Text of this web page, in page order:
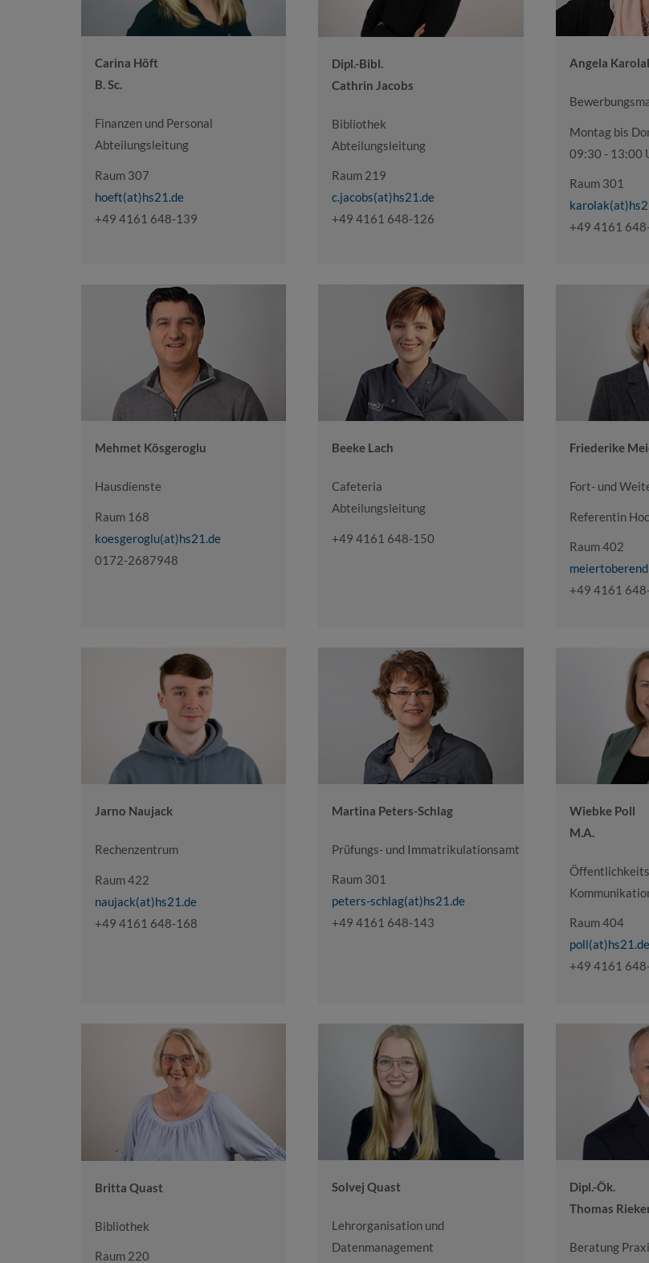
Carina Höft
B. Sc.
Finanzen und Personal
Abteilungsleitung
Raum 307
hoeft(at)hs21.de
+49 4161 648-139
Dipl.-Bibl.
Cathrin Jacobs
Bibliothek
Abteilungsleitung
Raum 219
c.jacobs(at)hs21.de
+49 4161 648-126
Angela
Montag bis
09:30 - 13:00
Raum 301
+49 4161
Mehmet Kösgeroglu
Hausdienste
Raum 168
koesgeroglu(at)hs21.de
0172-2687948
Beeke Lach
Cafeteria
Abteilungsleitung
+49 4161 648-150
Friederike
Fort- und
Referentin
Raum 402
+49 4161
Jarno Naujack
Rechenzentrum
Raum 422
naujack(at)hs21.de
+49 4161 648-168
Martina Peters-Schlag
Prüfungs- und Immatrikulationsamt
Raum 301
peters-schlag(at)hs21.de
+49 4161 648-143
Wiebke Poll
M.A.
Raum 404
poll(at)hs21.de
+49 4161
Britta Quast
Bibliothek
Raum 220
Solvej Quast
Lehrorganisation und
Datenmanagement
Dipl.-Ök.
Thomas
Beratung